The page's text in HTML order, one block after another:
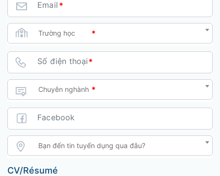
Email *
Chọn Trình độ *
Trường học
Số điện thoại*
Chọn Trình độ *
Chuyên nghành
Chọn nguồn cv
Bạn đến tin tuyển dụng qua đâu?
CV/Résumé